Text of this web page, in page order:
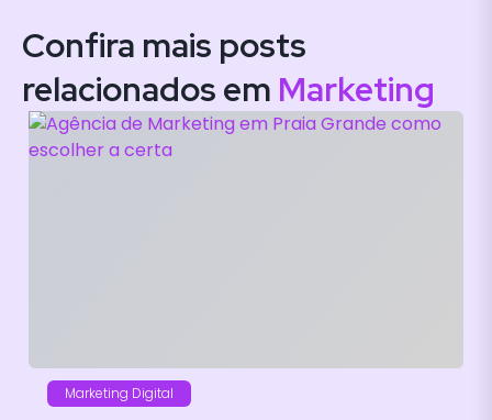
Confira mais posts
relacionados em Marketing
Marketing Digital